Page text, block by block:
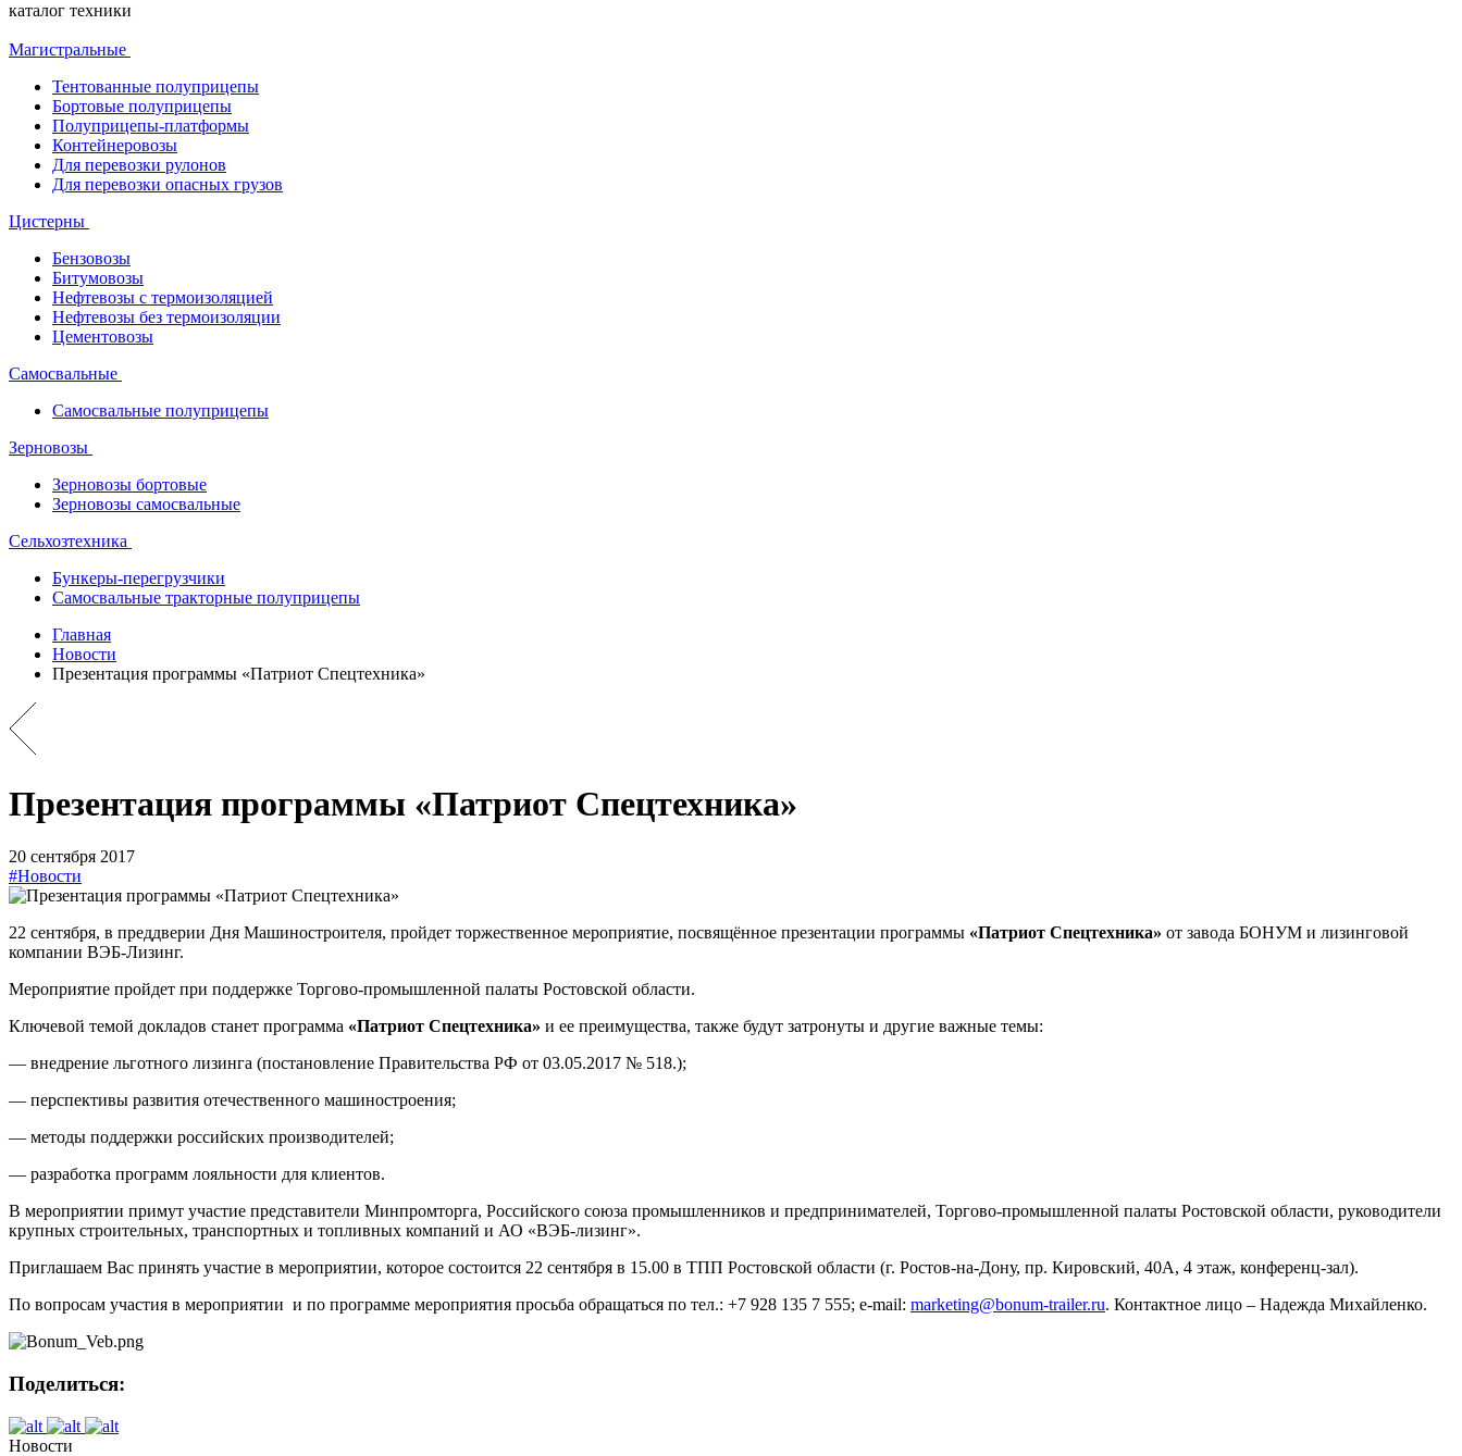
каталог техники
Магистральные
Тентованные полуприцепы
Бортовые полуприцепы
Полуприцепы-платформы
Контейнеровозы
Для перевозки рулонов
Для перевозки опасных грузов
Цистерны
Бензовозы
Битумовозы
Нефтевозы с термоизоляцией
Нефтевозы без термоизоляции
Цементовозы
Самосвальные
Самосвальные полуприцепы
Зерновозы
Зерновозы бортовые
Зерновозы самосвальные
Сельхозтехника
Бункеры-перегрузчики
Самосвальные тракторные полуприцепы
Главная
Новости
Презентация программы «Патриот Спецтехника»
Презентация программы «Патриот Спецтехника»
20 сентября 2017
#Новости
22 сентября, в преддверии Дня Машиностроителя, пройдет торжественное мероприятие, посвящённое презентации программы «Патриот Спецтехника» от завода БОНУМ и лизинговой
компании ВЭБ-Лизинг.
Мероприятие пройдет при поддержке Торгово-промышленной палаты Ростовской области.
Ключевой темой докладов станет программа «Патриот Спецтехника» и ее преимущества, также будут затронуты и другие важные темы:
— внедрение льготного лизинга (постановление Правительства РФ от 03.05.2017 № 518.);
— перспективы развития отечественного машиностроения;
— методы поддержки российских производителей;
— разработка программ лояльности для клиентов.
В мероприятии примут участие представители Минпромторга, Российского союза промышленников и предпринимателей, Торгово-промышленной палаты Ростовской области, руководители
крупных строительных, транспортных и топливных компаний и АО «ВЭБ-лизинг».
Приглашаем Вас принять участие в мероприятии, которое состоится 22 сентября в 15.00 в ТПП Ростовской области (г. Ростов-на-Дону, пр. Кировский, 40А, 4 этаж, конференц-зал).
По вопросам участия в мероприятии и по программе мероприятия просьба обращаться по тел.: +7 928 135 7 555; e-mail: marketing@bonum-trailer.ru. Контактное лицо – Надежда Михайленко.
Поделиться:
Новости